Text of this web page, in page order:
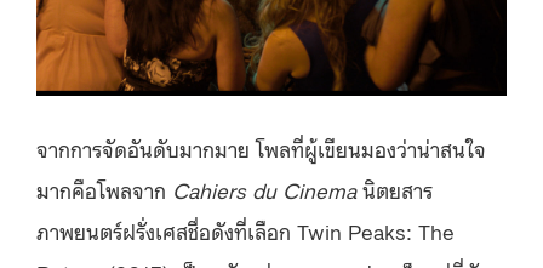
จากการจัดอันดับมากมาย โพลที่ผู้เขียนมองว่าน่าสนใจ
มากคือโพลจาก Cahiers du Cinemaนิตยสาร
ภาพยนตร์ฝรั่งเศสชื่อดังที่เลือก Twin Peaks: The